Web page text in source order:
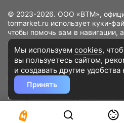
© 2023-2026. ООО «ВТМ»,
tormarket.ru использует куки-
чтобы помочь вам в навигации,
лучший пользовательский опыт,
использование наших
качество рекламных и
Вы не хотите, чтобы Ваши
обрабатывались, пожалуйста,
в своём браузере.
конфиденциальности
Разработано DST Global
Мы используем cookies,
вы пользуетесь сайтом,
и создавать другие удобства
Принять